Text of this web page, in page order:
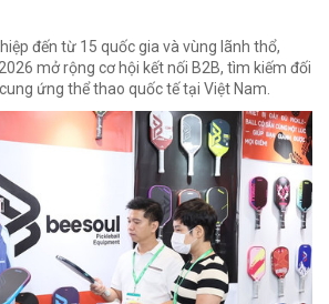
đến từ 15 quốc gia và vùng lãnh thổ,
mở rộng cơ hội kết nối B2B, tìm kiếm đối
ứng thể thao quốc tế tại Việt Nam.